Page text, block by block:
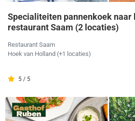
Specialiteiten pannenkoek naar
restaurant Saam (2 locaties)
Restaurant Saam
Hoek van Holland (+1 locaties)
5 / 5